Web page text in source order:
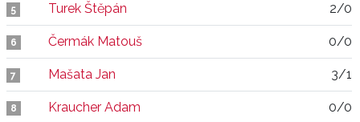
5 Turek Štěpán 2/0
6 Čermák Matouš 0/0
7 Mašata Jan 3/1
8 Kraucher Adam 0/0